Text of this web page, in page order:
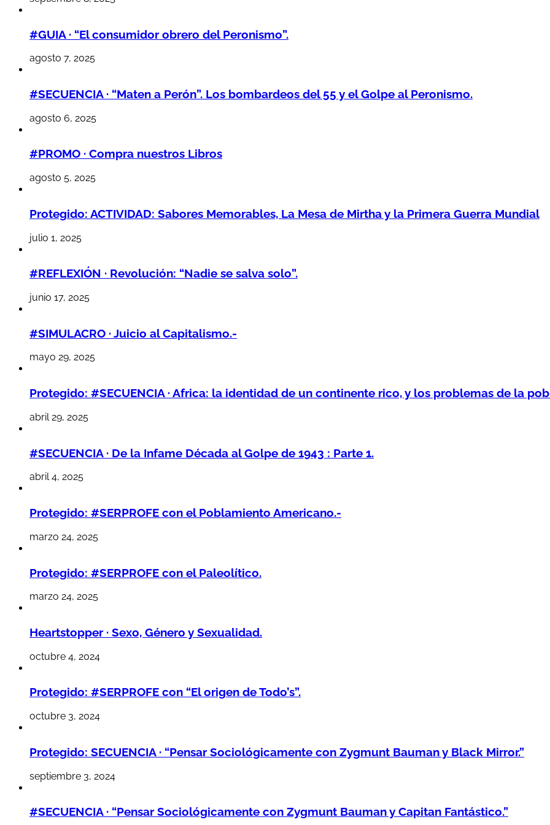
#GUIA · “El consumidor obrero del Peronismo”.
agosto 7, 2025
#SECUENCIA · “Maten a Perón”. Los bombardeos del 55 y el Golpe al Peronismo.
agosto 6, 2025
#PROMO · Compra nuestros Libros
agosto 5, 2025
Protegido: ACTIVIDAD: Sabores Memorables, La Mesa de Mirtha y la Primera Guerra Mundial
julio 1, 2025
#REFLEXIÓN · Revolución: “Nadie se salva solo”.
junio 17, 2025
#SIMULACRO · Juicio al Capitalismo.-
mayo 29, 2025
Protegido: #SECUENCIA · Africa: la identidad de un continente rico, y los problemas de la
abril 29, 2025
#SECUENCIA · De la Infame Década al Golpe de 1943 : Parte 1.
abril 4, 2025
Protegido: #SERPROFE con el Poblamiento Americano.-
marzo 24, 2025
Protegido: #SERPROFE con el Paleolítico.
marzo 24, 2025
Heartstopper · Sexo, Género y Sexualidad.
octubre 4, 2024
Protegido: #SERPROFE con “El origen de Todo’s”.
octubre 3, 2024
Protegido: SECUENCIA · “Pensar Sociológicamente con Zygmunt Bauman y Black Mirror.”
septiembre 3, 2024
#SECUENCIA · “Pensar Sociológicamente con Zygmunt Bauman y Capitan Fantástico.”